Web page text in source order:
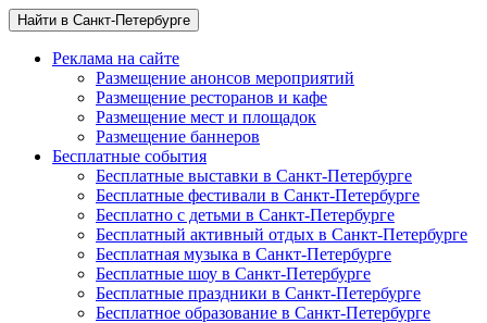
Найти в Санкт-Петербурге
Реклама на сайте
Размещение анонсов мероприятий
Размещение ресторанов и кафе
Размещение мест и площадок
Размещение баннеров
Бесплатные события
Бесплатные выставки в Санкт-Петербурге
Бесплатные фестивали в Санкт-Петербурге
Бесплатно с детьми в Санкт-Петербурге
Бесплатный активный отдых в Санкт-Петербурге
Бесплатная музыка в Санкт-Петербурге
Бесплатные шоу в Санкт-Петербурге
Бесплатные праздники в Санкт-Петербурге
Бесплатное образование в Санкт-Петербурге